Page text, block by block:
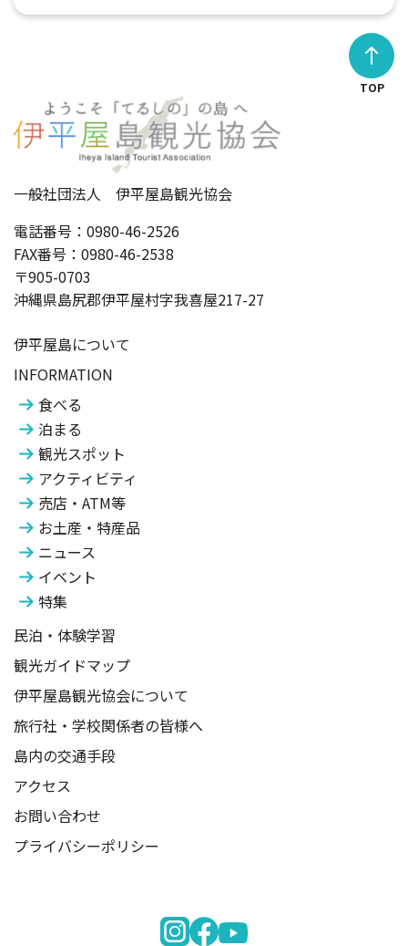
TOP
一般社団法人 伊平屋島観光協会
電話番号：0980-46-2526
FAX番号：0980-46-2538
〒905-0703
沖縄県島尻郡伊平屋村字我喜屋217-27
伊平屋島について
INFORMATION
食べる
泊まる
観光スポット
アクティビティ
売店・ATM等
お土産・特産品
ニュース
イベント
特集
民泊・体験学習
観光ガイドマップ
伊平屋島観光協会について
旅行社・学校関係者の皆様へ
島内の交通手段
アクセス
お問い合わせ
プライバシーポリシー